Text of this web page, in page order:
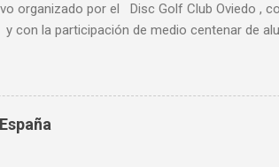
organizado por el Disc Golf Club Oviedo ,
la participación de medio centenar de
Gijón , Avilés, Pravia, Nava, Sariego,
del IES Leopoldo Alas. Participó
torneo que pone de manifiesto el
son cada vez más los centros y los
esta actividad dentro de sus